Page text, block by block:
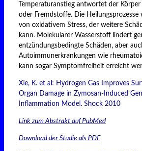
Temperaturanstieg antwortet der
oder Fremdstoffe. Die Heilungsprozesse
von oxidativem Stress, der weitere
kann. Molekularer Wasserstoff lindert
entzündungsbedingte Schäden, aber
Autoimmunerkrankungen wie
kann sogar Symptomfreiheit erreicht
Xie, K. et al: Hydrogen Gas Improves
Organ Damage in Zymosan-Induced
Inflammation Model. Shock 2010
Link zum Abstrakt auf PubMed
Download der Studie als PDF